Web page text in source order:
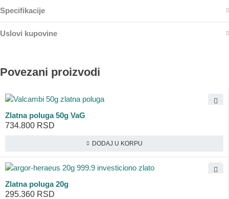
Specifikacije
Uslovi kupovine
Povezani proizvodi
Zlatna poluga 50g VaG
734.800 RSD
DODAJ U KORPU
Zlatna poluga 20g
295.360 RSD